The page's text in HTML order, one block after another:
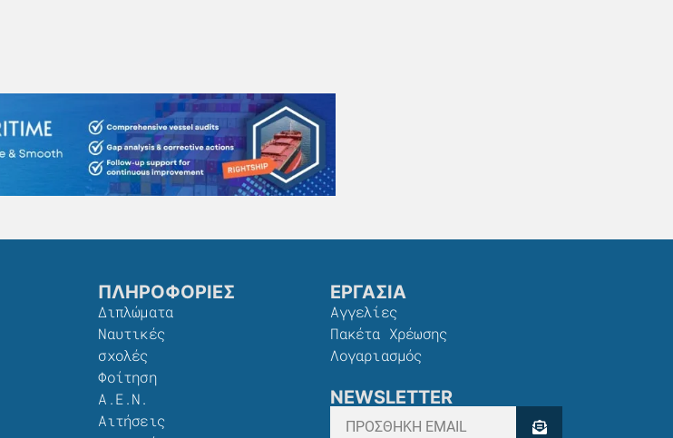
ΠΛΗΡΟΦΟΡΙΕΣ
Διπλώματα
Ναυτικές
σχολές
Φοίτηση
Α.Ε.Ν.
Αιτήσεις
ΕΡΓΑΣΙΑ
Αγγελίες
Πακέτα Χρέωσης​
Λογαριασμός
NEWSLETTER